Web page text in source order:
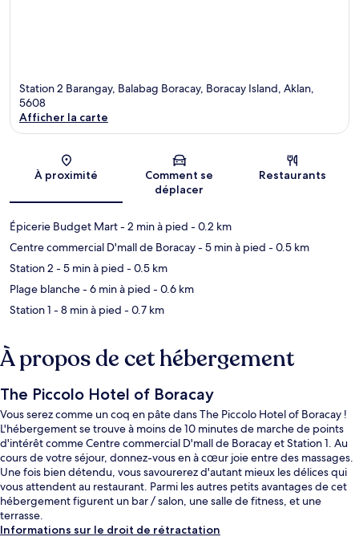
Station 2 Barangay, Balabag Boracay, Boracay Island, Aklan,
5608
Afficher la carte
À proximité
Comment se
déplacer
Restaurants
Épicerie Budget Mart- 2 min à pied - 0.2 km
Centre commercial D'mall de Boracay- 5 min à pied - 0.5 km
Station 2 - 5 min à pied - 0.5 km
Plage blanche- 6 min à pied - 0.6 km
Station 1 - 8 min à pied - 0.7 km
À propos de cet hébergement
The Piccolo Hotel of Boracay
Vous serez comme un coq en pâte dans The Piccolo Hotel of Boracay !
L'hébergement se trouve à moins de 10 minutes de marche de points
d'intérêt comme Centre commercial D'mall de Boracay et Station 1. Au
cours de votre séjour, donnez-vous en à cœur joie entre des massages.
Une fois bien détendu, vous savourerez d'autant mieux les délices qui
vous attendent au restaurant. Parmi les autres petits avantages de cet
hébergement figurent un bar / salon, une salle de fitness, et une
terrasse.
Informations sur le droit de rétractation